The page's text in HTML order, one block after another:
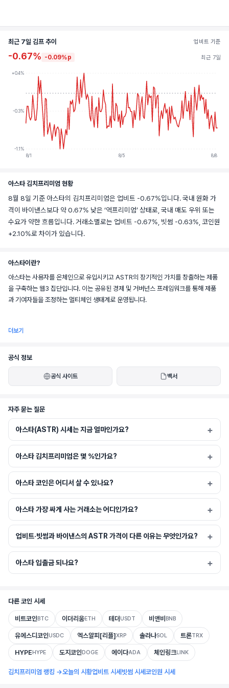
최근 7일 김프 추이 업비트 기준
-0.67% -0.09%p 최근 7일
+0.4%
-0.3%
-1.1%
8/1
8/5 8/8
아스타 김치프리미엄 현황
8월 8일 기준 아스타의 김치프리미엄은 업비트 -0.67%입니다. 국내 원화 가
격이 바이낸스보다 약 0.67% 낮은 ‘역프리미엄’ 상태로, 국내 매도 우위 또는
수요가 약한 흐름입니다. 거래소별로는 업비트 -0.67%, 빗썸 -0.63%, 코인원
+2.10%로 차이가 있습니다.
아스타이란?
아스타는 사용자를 온체인으로 유입시키고 ASTR의 장기적인 가치를 창출하는 제품
을 구축하는 웹3 집단입니다. 이는 공유된 경제 및 거버넌스 프레임워크를 통해 제품
과 기여자들을 조정하는 멀티체인 생태계로 운영됩니다.
타 네트워크가 있습니다. 아스타는 실제 온체인 사용과 지속 가능한 경제 활동을 촉진
하도록 설계된 성장하는 제품 및 통합 세트를 지원합니다. 제품 개발은 블록체인 인프
라와 금융을 아스타의 경제적 목표에 부합하는 안전하고 사용자 친화적인 애플리케이
ASTR은 생태계의 경제 및 거버넌스 토큰 역할을 하며, 네트워크 활동, 제품 성장 및
장기적인 가치 창출을 조정합니다.
더보기
공식 정보
공식 사이트 백서
자주 묻는 질문
아스타(ASTR) 시세는 지금 얼마인가요?
아스타 김치프리미엄은 몇 %인가요?
아스타 코인은 어디서 살 수 있나요?
아스타 가장 싸게 사는 거래소는 어디인가요?
업비트·빗썸과 바이낸스의 ASTR 가격이 다른 이유는 무엇인가요?
아스타 입출금 되나요?
다른 코인 시세
비트코인BTC 이더리움ETH 테더USDT 비앤비 BNB
유에스디코인USDC 엑스알피[리플]XRP 솔라나SOL 트론TRX
HYPEHYPE 도지코인DOGE 에이다ADA 체인링크LINK
김치프리미엄 랭킹 →오늘의 시황업비트 시세 빗썸 시세 코인원 시세